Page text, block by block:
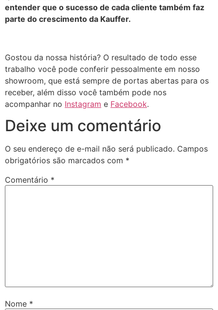
entender que o sucesso de cada cliente também faz
parte do crescimento da Kauffer.
Gostou da nossa história? O resultado de todo esse
trabalho você pode conferir pessoalmente em nosso
showroom, que está sempre de portas abertas para os
receber, além disso você também pode nos
acompanhar no Instagram e Facebook.
Deixe um comentário
O seu endereço de e-mail não será publicado. Campos
obrigatórios são marcados com *
Comentário *
Nome *